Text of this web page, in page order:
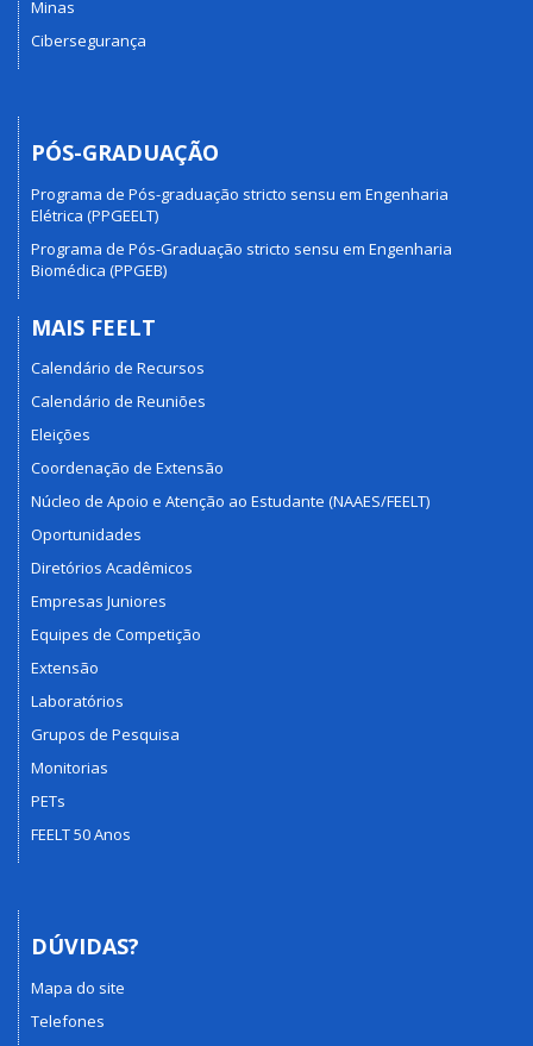
Minas
Cibersegurança
PÓS-GRADUAÇÃO
Programa de Pós-graduação stricto sensu em Engenharia
Elétrica (PPGEELT)
Programa de Pós-Graduação stricto sensu em Engenharia
Biomédica (PPGEB)
MAIS FEELT
Calendário de Recursos
Calendário de Reuniões
Eleições
Coordenação de Extensão
Núcleo de Apoio e Atenção ao Estudante (NAAES/FEELT)
Oportunidades
Diretórios Acadêmicos
Empresas Juniores
Equipes de Competição
Extensão
Laboratórios
Grupos de Pesquisa
Monitorias
PETs
FEELT 50 Anos
DÚVIDAS?
Mapa do site
Telefones